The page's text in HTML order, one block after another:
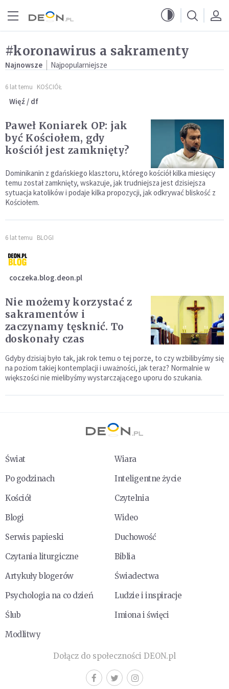
#koronawirus a sakramenty
Najnowsze Najpopularniejsze
6 lat temu KOŚCIÓŁ
Więź / df
Paweł Koniarek OP: jak
być Kościołem, gdy
kościół jest zamknięty?
Dominikanin z gdańskiego klasztoru, którego kościół kilka miesięcy
temu został zamknięty, wskazuje, jak trudniejsza jest dzisiejsza
sytuacja katolików i podaje kilka propozycji, jak odkrywać bliskość z
Kościołem.
6 lat temu BLOGI
coczeka.blog.deon.pl
Nie możemy korzystać z
sakramentów i
zaczynamy tęsknić. To
doskonały czas
Gdyby dzisiaj było tak, jak rok temu o tej porze, to czy wzbilibyśmy się
na poziom takiej kontemplacji i uważności, jak teraz? Normalnie w
większości nie mielibyśmy wystarczającego uporu do szukania.
Świat
Wiara
Po godzinach
Inteligentne życie
Kościół
Czytelnia
Blogi
Wideo
Serwis papieski
Duchowość
Czytania liturgiczne
Biblia
Artykuły blogerów
Świadectwa
Psychologia na co dzień
Ludzie i inspiracje
Ślub
Imiona i święci
Modlitwy
Dołącz do społeczności DEON.pl